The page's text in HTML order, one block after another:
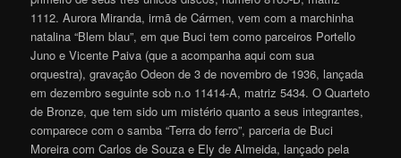
1112. Aurora Miranda, irmã de Cármen, vem com a marchinha
natalina “Blem blau”, em que Buci tem como parceiros Portello
Juno e Vicente Paiva (que a acompanha aqui com sua
orquestra), gravação Odeon de 3 de novembro de 1936, lançada
em dezembro seguinte sob n.o 11414-A, matriz 5434. O Quarteto
de Bronze, que tem sido um mistério quanto a seus integrantes,
comparece com o samba “Terra do ferro”, parceria de Buci
Moreira com Carlos de Souza e Ely de Almeida, lançado pela